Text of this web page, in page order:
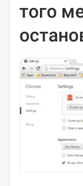
того